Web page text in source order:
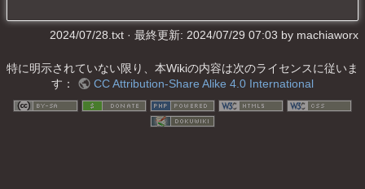
2024/07/28.txt · 最終更新: 2024/07/29 07:03 by machiaworx
特に明示されていない限り、本Wikiの内容は次のライセンスに従いま
す：
CC Attribution-Share Alike 4.0 International